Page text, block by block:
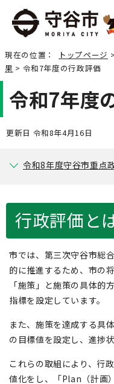
現在の位置： トップページ >
果 > 令和7年度の行政評価
令和7年度
更新日 令和8年4月16日
令和8年度守谷市重点
行政評価と
市では、第三次守谷市総
的に推進するため、市の
「施策」と施策の具体的
指標を設定しています。
また、施策を達成する具
の目標値を設定し、進捗
これらの取組により、行
値化をし、「Plan（計画